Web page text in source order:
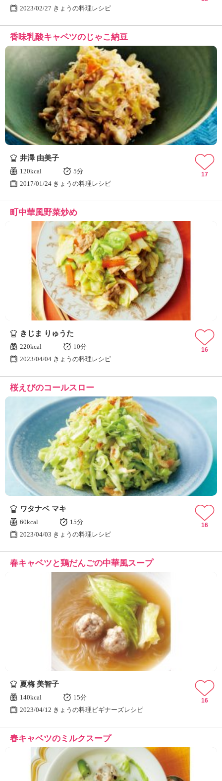
2023/02/27 きょうの料理レシピ
香味乳酸キャベツのじゃこ納豆
井澤 由美子
120kcal
5分
2017/01/24 きょうの料理レシピ
17
町中華風野菜炒め
きじま りゅうた
220kcal
10分
2023/04/04 きょうの料理レシピ
16
桜えびのコールスロー
ワタナベ マキ
60kcal
15分
2023/04/03 きょうの料理レシピ
16
春キャベツと鶏だんごの中華風スープ
夏梅 美智子
140kcal
15分
2023/04/12 きょうの料理ビギナーズレシピ
16
春キャベツのミルクスープ